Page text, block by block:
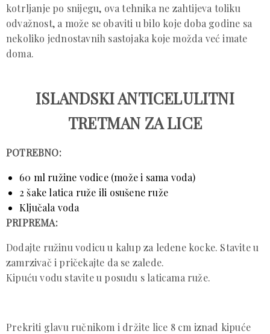
kotrljanje po snijegu, ova tehnika ne zahtijeva toliku
odvažnost, a može se obaviti u bilo koje doba godine sa
nekoliko jednostavnih sastojaka koje možda već imate
doma.
ISLANDSKI ANTICELULITNI
TRETMAN ZA LICE
POTREBNO:
60 ml ružine vodice (može i sama voda)
2 šake latica ruže ili osušene ruže
Ključala voda
PRIPREMA:
Dodajte ružinu vodicu u kalup za ledene kocke. Stavite u
zamrzivač i pričekajte da se zalede.
Kipuću vodu stavite u posudu s laticama ruže.
Prekriti glavu ručnikom i držite lice 8 cm iznad kipuće